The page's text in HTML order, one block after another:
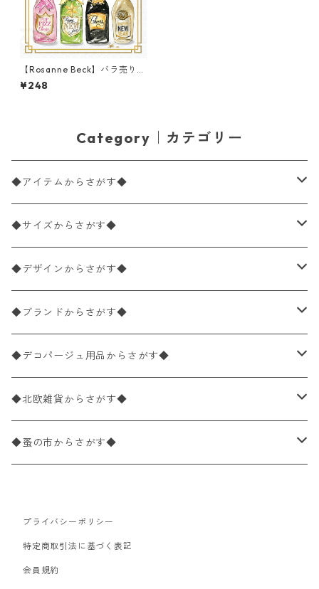
【Rosanne Beck】バラ売り2
枚 カクテルサイズ ペーパーナ
プキン New Years Bottles ホ
¥248
Category｜カテゴリー
◆アイテムからさがす◆
ペーパーナプキン2枚バラ売り
ペーパーナプキン1枚バラ売り
ペーパーナプキン20枚入りパック
ペーパーナプキン10枚入りパック
ライスペーパー
ペーパーリネンナプキン
ワックスペーパー
デコパージュ用品
◆サイズからさがす◆
33×33cm（ランチサイズ）
バラ売り
パック売り
25×25cm（カクテルサイズ）
バラ売り
パック売り
40×40cm（ディナーサイズ）
バラ売り
パック売り
21×21cm（ポケットサイズ）
バラ売り
33cm（ラウンド）
◆デザインからさがす◆
花柄
植物・グリーン柄
動物・鳥・昆虫・蝶柄
海・魚柄
食べ物・フルーツ・野菜・ドリンク柄
食器・カトラリー柄
◆ブランドからさがす◆
ドイツ製 IHR/イア
ランチサイズ
カクテルサイズ
ドイツ製 Ambiente/アンビエンテ
ランチサイズ
ドイツ製 Paperproducts Design
カクテルサイズ
ランチサイズ
カクテルサイズ
ドイツ製 ti-flair/ティーフレア
ランチサイズ
ドイツ製 PAW/パウ
◆デコパージュ用品からさがす◆
デコパージュ液
デコパージュ下地
デコパージュはさみ
3Dデコパージュ
◆北欧雑貨からさがす◆
シリコンモールド
トレイ
ポスター・カレンダー
◆蚤の市からさがす◆
北欧雑貨
デコパージュ用品
プライバシーポリシー
特定商取引法に基づく表記
会員規約